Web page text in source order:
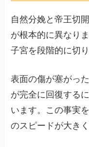
自然分娩と帝王切
が根本的に異なり
子宮を段階的に切
表面の傷が塞がっ
が完全に回復する
います。この事実
のスピードが大き